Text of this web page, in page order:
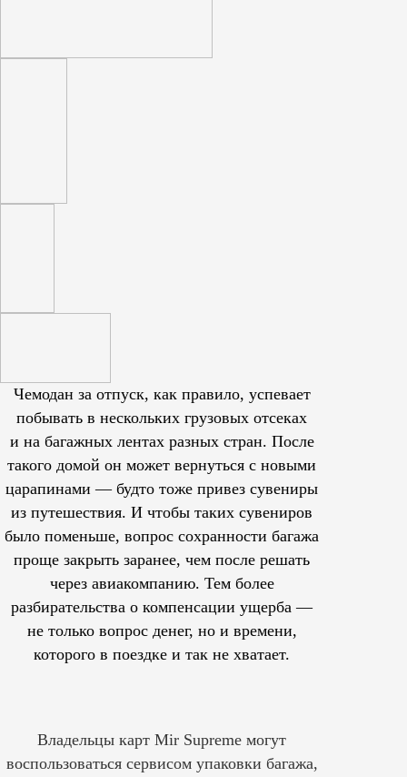
Чемодан за отпуск, как правило, успевает
побывать в нескольких грузовых отсеках
и на багажных лентах разных стран. После
такого домой он может вернуться с новыми
царапинами — будто тоже привез сувениры
из путешествия. И чтобы таких сувениров
было поменьше, вопрос сохранности багажа
проще закрыть заранее, чем после решать
через авиакомпанию. Тем более
разбирательства о компенсации ущерба —
не только вопрос денег, но и времени,
которого в поездке и так не хватает.
Владельцы карт Mir Supreme могут
воспользоваться сервисом упаковки багажа,